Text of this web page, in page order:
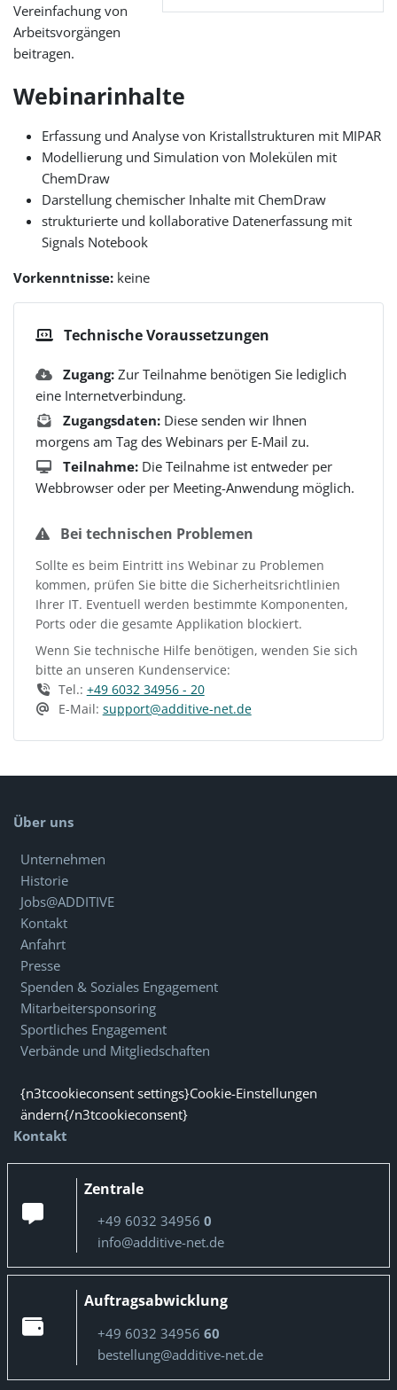
Vereinfachung von
Arbeitsvorgängen
beitragen.
Webinarinhalte
Erfassung und Analyse von Kristallstrukturen mit MIPAR
Modellierung und Simulation von Molekülen mit
ChemDraw
Darstellung chemischer Inhalte mit ChemDraw
strukturierte und kollaborative Datenerfassung mit
Signals Notebook
Vorkenntnisse: keine
Technische Voraussetzungen
Zugang: Zur Teilnahme benötigen Sie lediglich
eine Internetverbindung.
Zugangsdaten: Diese senden wir Ihnen
morgens am Tag des Webinars per E-Mail zu.
Teilnahme: Die Teilnahme ist entweder per
Webbrowser oder per Meeting-Anwendung möglich.
Bei technischen Problemen
Sollte es beim Eintritt ins Webinar zu Problemen
kommen, prüfen Sie bitte die Sicherheitsrichtlinien
Ihrer IT. Eventuell werden bestimmte Komponenten,
Ports oder die gesamte Applikation blockiert.
Wenn Sie technische Hilfe benötigen, wenden Sie sich
bitte an unseren Kundenservice:
Tel.: +49 6032 34956 - 20
E-Mail: support@additive-net.de
Über uns
Unternehmen
Historie
Jobs@ADDITIVE
Kontakt
Anfahrt
Presse
Spenden & Soziales Engagement
Mitarbeitersponsoring
Sportliches Engagement
Verbände und Mitgliedschaften
{n3tcookieconsent settings}Cookie-Einstellungen
ändern{/n3tcookieconsent}
Kontakt
Zentrale
+49 6032 34956 0
info@additive-net.de
Auftragsabwicklung
+49 6032 34956 60
bestellung@additive-net.de